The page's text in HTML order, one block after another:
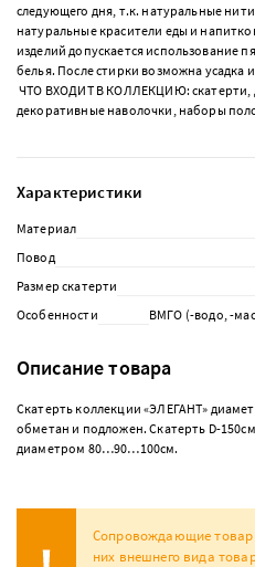
следующего дня, т.к. натуральные
натуральные красители еды и
изделий допускается использование
белья. После стирки возможна усадка
ЧТО ВХОДИТ В КОЛЛЕКЦИЮ: скатерти,
декоративные наволочки, наборы
Характеристики
Материал
Повод
Размер скатерти
Особенности
ВМГО (-водо, -
Описание товара
Скатерть коллекции «ЭЛЕГАНТ»
обметан и подложен. Скатерть D-
диаметром 80…90…100см.
Сопровождающие
них внешнего вида